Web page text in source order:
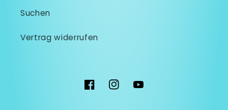
Suchen
Vertrag widerrufen
FacebookInstagramYouTube